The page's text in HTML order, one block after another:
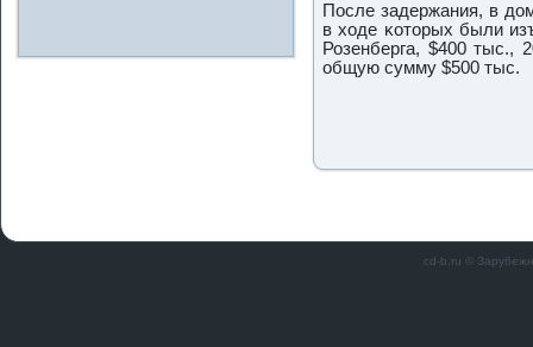
После задержания, в
в ходе κоторых были
Розенберга, $400 тыс.,
общую сумму $500 тыс.
cd-b.ru ©